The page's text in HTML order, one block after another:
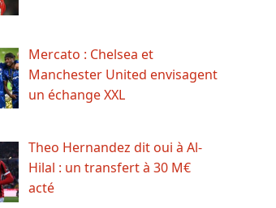
Mercato : Chelsea et
Manchester United envisagent
un échange XXL
Theo Hernandez dit oui à Al-
Hilal : un transfert à 30 M€
acté